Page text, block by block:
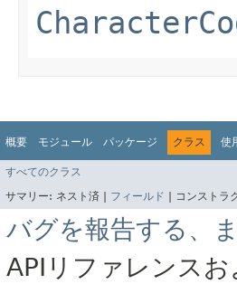
概要 モジュール パッケージ クラス 使
すべてのクラス
サマリー: ネスト済 | フィールド コンストラ
バグを報告する、
APIリファレンス